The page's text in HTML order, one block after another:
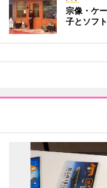
宗像・ケ
子とソフ